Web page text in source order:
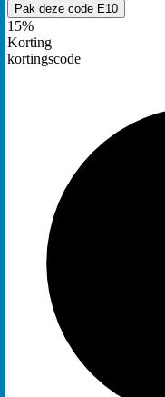
Pak deze code E10
15%
Korting
kortingscode